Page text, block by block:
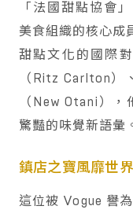
「法國甜點協會
美食組織的核心成
甜點文化的國際
（Ritz Carlton）
（New Otani），
驚豔的味覺新語彙
鎮店之寶風靡世界
這位被 Vogue 譽